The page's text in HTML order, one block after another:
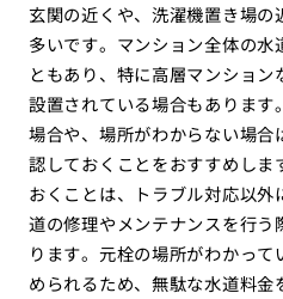
玄関の近くや、洗濯機置き場
多いです。マンション全体の
ともあり、特に高層マンショ
設置されている場合もありま
場合や、場所がわからない場
認しておくことをおすすめしま
おくことは、トラブル対応以
道の修理やメンテナンスを行
ります。元栓の場所がわかっ
められるため、無駄な水道料